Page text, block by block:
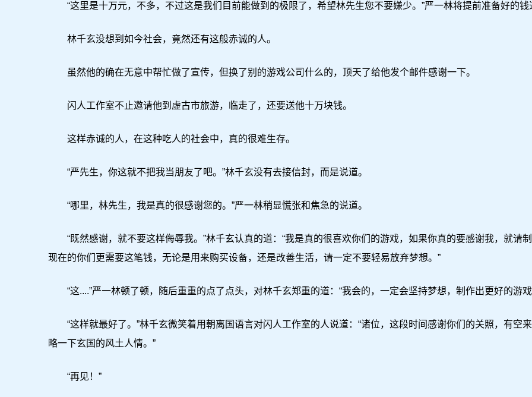
“这里是十万元，不多，不过这是我们目前能做到的极限了，希望林先生您不要嫌少。”严一林将提前准备好的钱
林千玄没想到如今社会，竟然还有这般赤诚的人。
虽然他的确在无意中帮忙做了宣传，但换了别的游戏公司什么的，顶天了给他发个邮件感谢一下。
闪人工作室不止邀请他到虚古市旅游，临走了，还要送他十万块钱。
这样赤诚的人，在这种吃人的社会中，真的很难生存。
“严先生，你这就不把我当朋友了吧。”林千玄没有去接信封，而是说道。
“哪里，林先生，我是真的很感谢您的。”严一林稍显慌张和焦急的说道。
“既然感谢，就不要这样侮辱我。”林千玄认真的道：“我是真的很喜欢你们的游戏，如果你真的要感谢我，就请
现在的你们更需要这笔钱，无论是用来购买设备，还是改善生活，请一定不要轻易放弃梦想。”
“这....”严一林顿了顿，随后重重的点了点头，对林千玄郑重的道：“我会的，一定会坚持梦想，制作出更好的游戏
“这样就最好了。”林千玄微笑着用朝离国语言对闪人工作室的人说道：“诸位，这段时间感谢你们的关照，有空
略一下玄国的风土人情。”
“再见！”